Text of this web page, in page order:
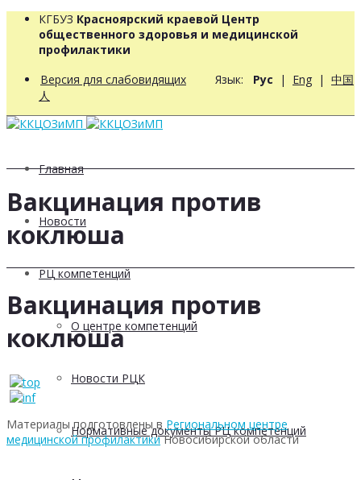
КГБУЗ Красноярский краевой Центр
общественного здоровья и медицинской
профилактики
Версия для слабовидящих Язык: Рус | Eng | 中国
人
Главная
Новости
РЦ компетенций
О центре компетенций
Новости РЦК
Нормативные документы РЦ компетенций
Вакцинация против
коклюша
Вакцинация против
коклюша
Материалы подготовлены в Региональном центре
медицинской профилактикиНовосибирской области